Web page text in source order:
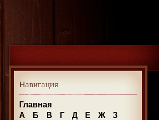
Навигация
Главная
А
Б В Г Д Е Ж
З